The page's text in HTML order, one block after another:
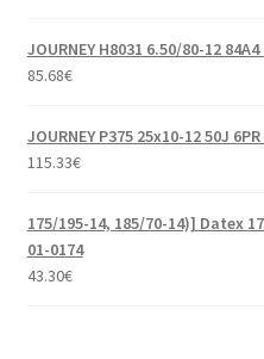
205/75-14″
JOURNEY H8031 6.50/80-12
85.68€
JOURNEY P375 25x10-12 50J 6PR
115.33€
175/195-14, 185/70-14)] Datex
01-0174
43.30€